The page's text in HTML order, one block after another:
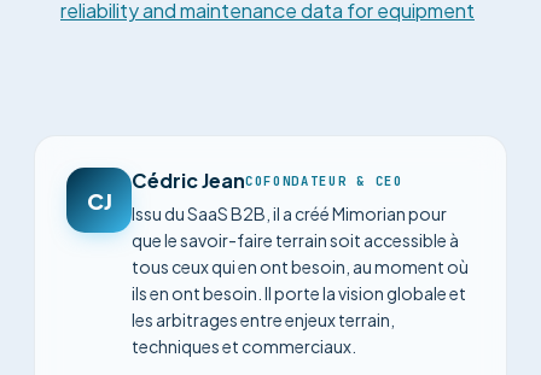
reliability and maintenance data for equipment
CJ
Cédric JeanCOFONDATEUR & CEO
Issu du SaaS B2B, il a créé Mimorian pour
que le savoir-faire terrain soit accessible à
tous ceux qui en ont besoin, au moment où
ils en ont besoin. Il porte la vision globale et
les arbitrages entre enjeux terrain,
techniques et commerciaux.